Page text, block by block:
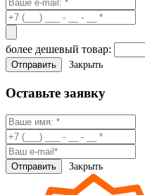
более дешевый товар:
Закрыть
Оставьте заявку
Закрыть